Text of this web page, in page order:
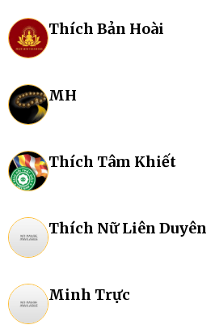
Thích Bản Hoài
MH
Thích Tâm Khiết
Thích Nữ Liên Duyên
Minh Trực